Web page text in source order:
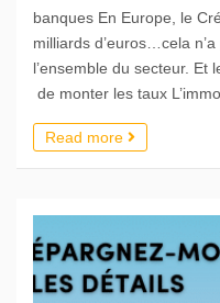
banques En Europe, le
milliards d’euros…cela
l’ensemble du secteur. Et
de monter les taux
Read more